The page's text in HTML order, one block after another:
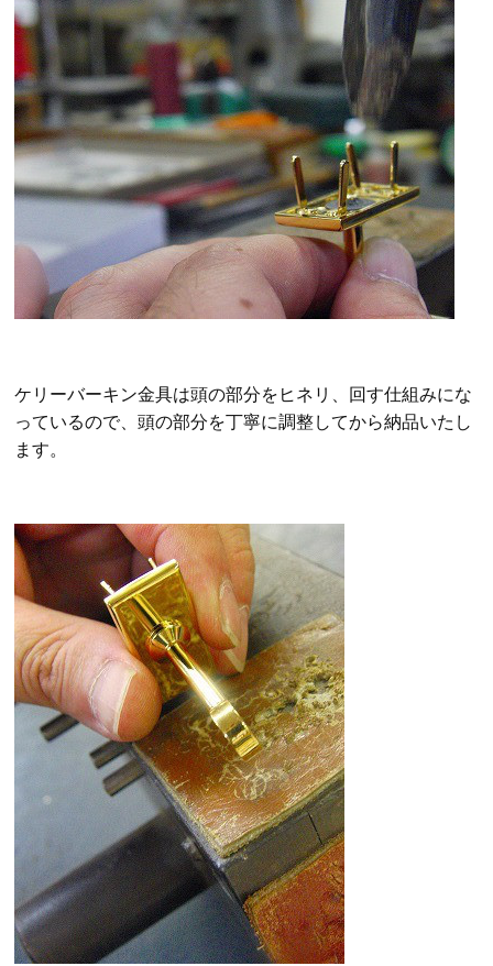
ケリーバーキン金具は頭の部分をヒネリ、回す仕組みにな
っているので、頭の部分を丁寧に調整してから納品いたし
ます。